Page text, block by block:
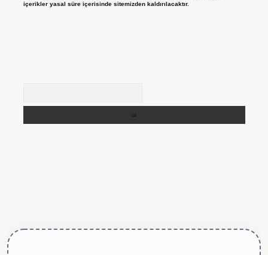
içerikler yasal süre içerisinde sitemizden kaldırılacaktır.